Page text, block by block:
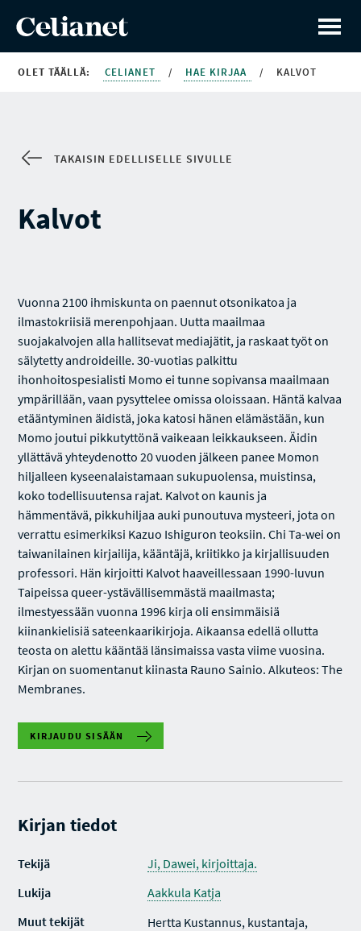
OLET TÄÄLLÄ: CELIANET / HAE KIRJAA / KALVOT
TAKAISIN EDELLISELLE SIVULLE
Kalvot
Vuonna 2100 ihmiskunta on paennut otsonikatoa ja
ilmastokriisiä merenpohjaan. Uutta maailmaa
suojakalvojen alla hallitsevat mediajätit, ja raskaat työt on
sälytetty androideille. 30-vuotias palkittu
ihonhoitospesialisti Momo ei tunne sopivansa maailmaan
ympärillään, vaan pysyttelee omissa oloissaan. Häntä kalvaa
etääntyminen äidistä, joka katosi hänen elämästään, kun
Momo joutui pikkutyttönä vaikeaan leikkaukseen. Äidin
yllättävä yhteydenotto 20 vuoden jälkeen panee Momon
hiljalleen kyseenalaistamaan sukupuolensa, muistinsa,
koko todellisuutensa rajat. Kalvot on kaunis ja
hämmentävä, pikkuhiljaa auki punoutuva mysteeri, jota on
verrattu esimerkiksi Kazuo Ishiguron teoksiin. Chi Ta-wei on
taiwanilainen kirjailija, kääntäjä, kriitikko ja kirjallisuuden
professori. Hän kirjoitti Kalvot haaveillessaan 1990-luvun
Taipeissa queer-ystävällisemmästä maailmasta;
ilmestyessään vuonna 1996 kirja oli ensimmäisiä
kiinankielisiä sateenkaarikirjoja. Aikaansa edellä ollutta
teosta on alettu kääntää länsimaissa vasta viime vuosina.
Kirjan on suomentanut kiinasta Rauno Sainio. Alkuteos: The
Membranes.
KIRJAUDU SISÄÄN
Kirjan tiedot
Tekijä
Ji, Dawei, kirjoittaja.
Lukija
Aakkula Katja
Muut tekijät
Hertta Kustannus, kustantaja,